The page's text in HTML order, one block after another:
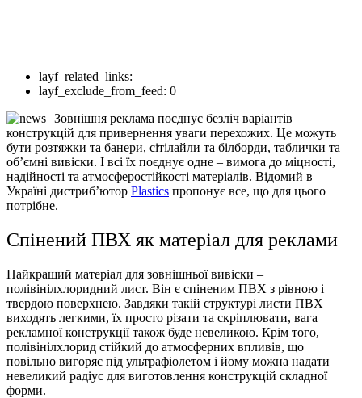
layf_related_links:
layf_exclude_from_feed: 0
Зовнішня реклама поєднує безліч варіантів
конструкцій для привернення уваги перехожих. Це можуть
бути розтяжки та банери, сітілайли та білборди, таблички та
об’ємні вивіски. І всі їх поєднує одне – вимога до міцності,
надійності та атмосферостійкості матеріалів. Відомий в
Україні дистриб’ютор Plastics пропонує все, що для цього
потрібне.
Спінений ПВХ як матеріал для реклами
Найкращий матеріал для зовнішньої вивіски –
полівінілхлоридний лист. Він є спіненим ПВХ з рівною і
твердою поверхнею. Завдяки такій структурі листи ПВХ
виходять легкими, їх просто різати та скріплювати, вага
рекламної конструкції також буде невеликою. Крім того,
полівінілхлорид стійкий до атмосферних впливів, що
повільно вигоряє під ультрафіолетом і йому можна надати
невеликий радіус для виготовлення конструкцій складної
форми.